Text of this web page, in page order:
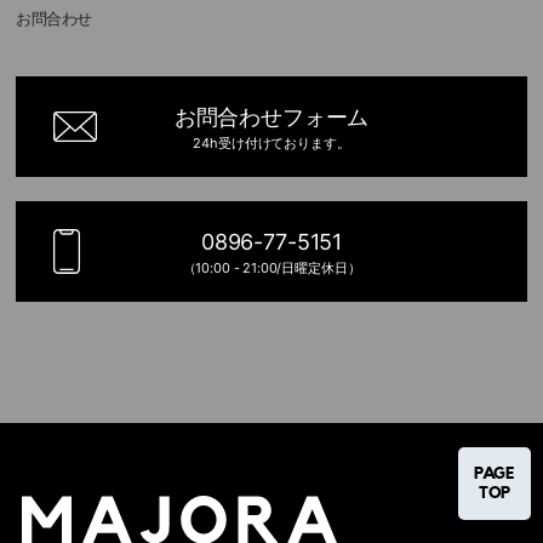
お問合わせ
お問合わせフォーム
24h受け付けております。
0896-77-5151
（10:00 - 21:00/日曜定休日）
PAGE
TOP